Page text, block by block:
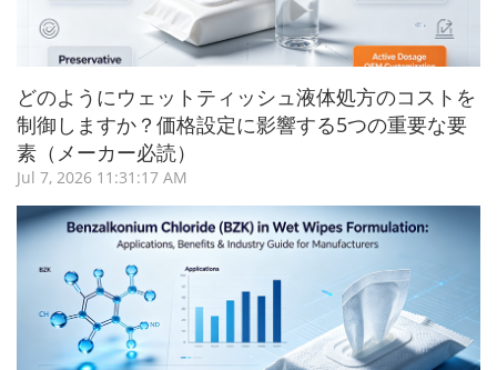
どのようにウェットティッシュ液体処方のコストを
制御しますか？価格設定に影響する5つの重要な要
素（メーカー必読）
Jul 7, 2026 11:31:17 AM